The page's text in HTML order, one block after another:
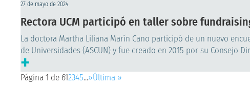
27 de mayo de 2024
Rectora UCM participó en taller sobre
La doctora Martha Liliana Marín Cano participó de un nuevo
de Universidades (ASCUN) y fue creado en 2015 por su Consejo
+
Página 1 de 612345...»Última »